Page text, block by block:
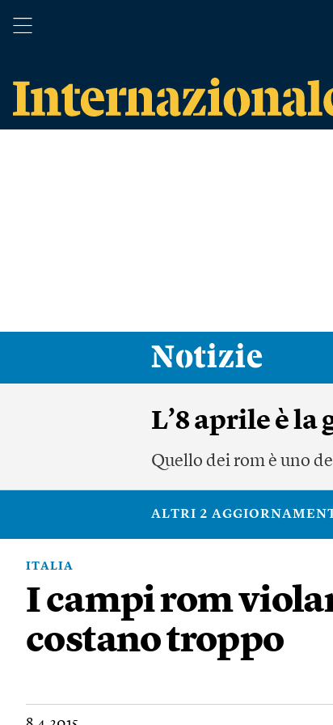
Notizie
L’8 aprile è
Quello dei rom è uno
ALTRI 2
ITALIA
I campi rom
costano troppo